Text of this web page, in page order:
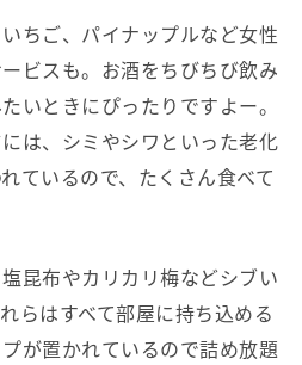
ちご、パイナップルなど女性
ビスも。お酒をちびちび飲み
いときにぴったりですよー。
は、シミやシワといった老化
ているので、たくさん食べて
昆布やカリカリ梅などシブい
らはすべて部屋に持ち込める
が置かれているので詰め放題